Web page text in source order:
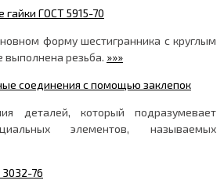
ГОСТ 5915-70
форму шестигранника с круглым
выполнена резьба. »»»
соединения с помощью заклепок
деталей, который подразумевает
элементов, называемых
3032-76